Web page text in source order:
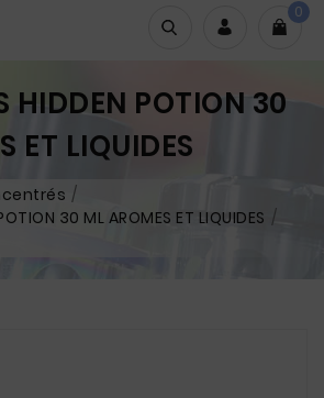
0
HIDDEN POTION 30
ET LIQUIDES
30 ML AROMES ET LIQUIDES